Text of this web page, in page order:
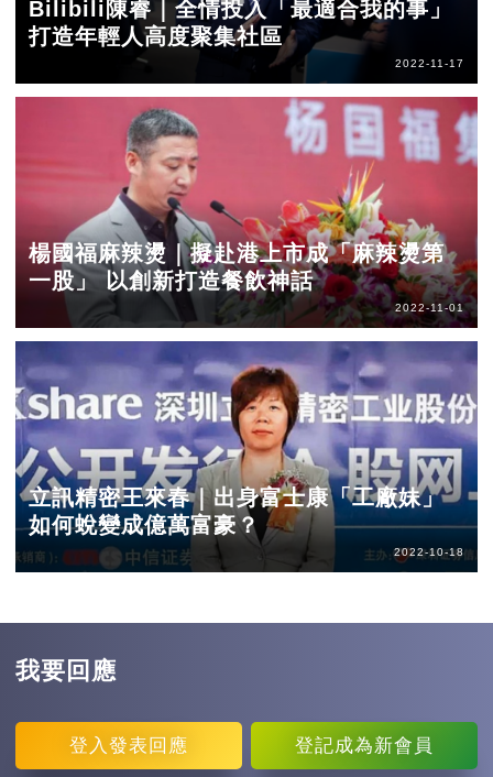
Bilibili陳睿｜全情投入「最適合我的事」
打造年輕人高度聚集社區
2022-11-17
楊國福麻辣燙｜擬赴港上市成「麻辣燙第
一股」 以創新打造餐飲神話
2022-11-01
立訊精密王來春｜出身富士康「工廠妹」
如何蛻變成億萬富豪？
2022-10-18
我要回應
登入 發表回應 登記成為新會員